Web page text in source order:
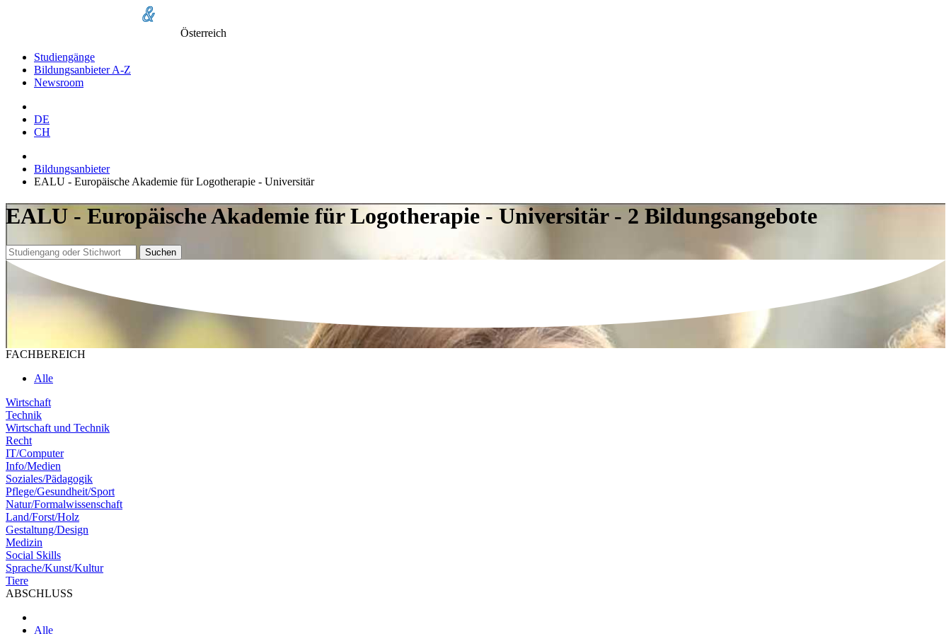
Österreich
Studiengänge
Bildungsanbieter A-Z
Newsroom
DE
CH
Bildungsanbieter
EALU - Europäische Akademie für Logotherapie - Universitär
EALU - Europäische Akademie für Logotherapie - Universitär - 2 Bildungsangebote
Suchen
FACHBEREICH
Alle
Wirtschaft
Technik
Wirtschaft und Technik
Recht
IT/Computer
Info/Medien
Soziales/Pädagogik
Pflege/Gesundheit/Sport
Natur/Formalwissenschaft
Land/Forst/Holz
Gestaltung/Design
Medizin
Social Skills
Sprache/Kunst/Kultur
Tiere
ABSCHLUSS
Alle